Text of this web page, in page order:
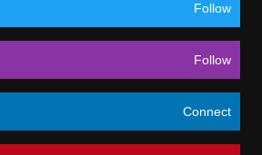
Follow
Follow
Connect